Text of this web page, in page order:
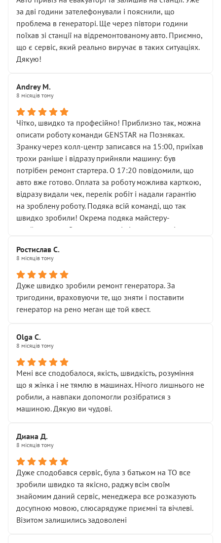
чіткого пояснення
( ну все зняли та доробили) дякую!
Окремий момент, який виглядає абсурдно:
мені заявили, що бачок гальмівної рідини потрібно
міняти разом із головним гальмівним циліндром у
Для людини, яка хоча б трохи розуміється на техніці,
це звучить як мінімум непрофесійно, а як максимум —
спроба продати дорогий вузол замість елементарних
ущільнювачів.
Що прикро — це не перший мій візит. Раніше міняв у
вас стартер, і тоді сервіс наче справив хороше
враження. Але згодом знайшов декілька гайок під
лобовим склом. Мені пояснили, що це “старі гайки, які
відкручували”, і попросили не хвилюватися. ( надіюсь
новий власник, не застяг в полі))
Але після нинішнього візиту такі дрібниці вже не
здаються дрібницями.
Я — клієнт, який працює на довірі, і саме її цей сервіс
Хотілося б більше:
• належної уваги до авто
• прозорості в роботах і рахунках
• реальної діагностики, а не формального
“подивились і поїхав”
На жаль, складається враження, що сервіс працює не
Стосовно комунікації - все добре
за дві години зателефонували і пояснили, що
проблема в генераторі. Ще через півтори години
поїхав зі станції на відремонтованому авто. Приємно,
що є сервіс, який реально виручає в таких ситуаціях.
Дякую!
Andrey M.
8 місяців тому
Чітко, швидко та професійно! Приблизно так, можна
описати роботу команди GENSTAR на Позняках.
Зранку через колл-центр записався на 15:00, приїхав
трохи раніше і відразу прийняли машину: був
потрібен ремонт стартера. О 17:20 повідомили, що
авто вже готово. Оплата за роботу можлива карткою,
відразу видали чек, перелік робіт і надали гарантію
на зроблену роботу. Подяка всій команді, що так
швидко зробили! Окрема подяка майстеру-
приймальнику Олександру: всі чітко та по суті.
звертатися до цього автосервісу.
Ростислав С.
8 місяців тому
Дуже швидко зробили ремонт генератора. За
тригодини, враховуючи те, що зняти і поставити
генератор на рено меган ще той квест.
Olga С.
8 місяців тому
Мені все сподобалося, якість, швидкість, розуміння
що я жінка і не тямлю в машинах. Нічого лишнього не
робили, а навпаки допомогли розібратися з
машиною. Дякую ви чудові.
Диана Д.
8 місяців тому
Дуже сподобався сервіс, була з батьком на ТО все
зробили швидко та якісно, раджу всім своїм
знайомим даний сервіс, менеджера все розказують
досупною мовою, слюсарядуже приємні та вічлеві.
Візитом залишились задоволені